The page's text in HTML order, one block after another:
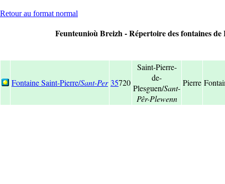
Retour au format normal
Feunteunioù Breizh - Répertoire des fontaines
Fontaine Saint-Pierre/Sant-Per 35720
Saint-Pierre-
de-
Plesguen/Sant-
Pêr-Plewenn
Pierre